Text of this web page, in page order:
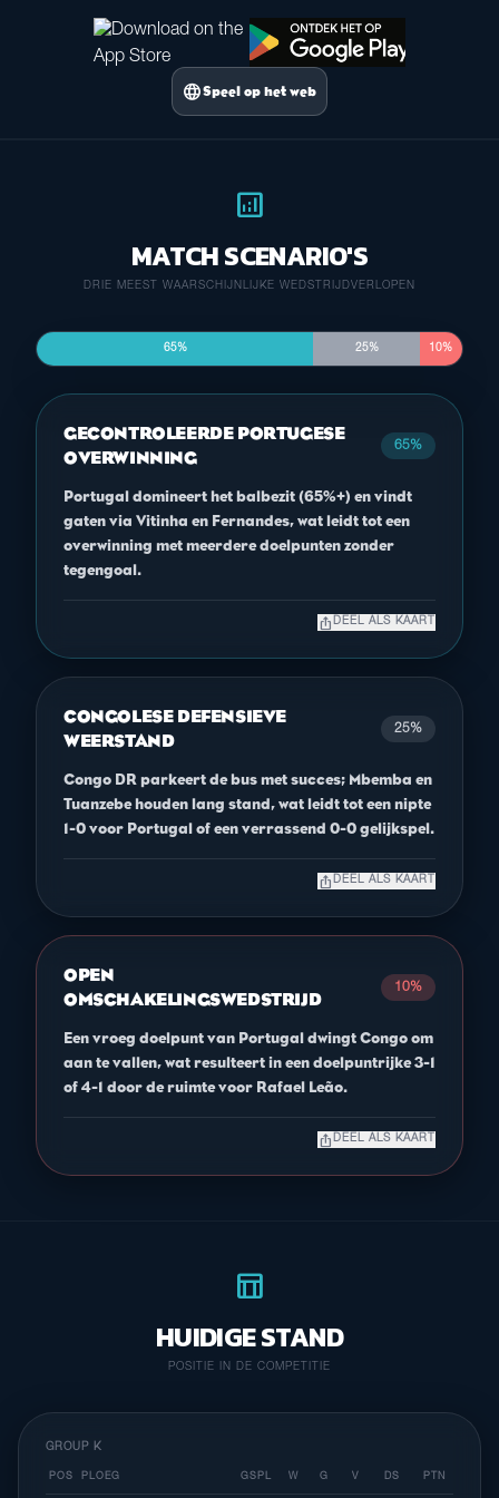
languageSpeel op het web
analytics
MATCH SCENARIO'S
DRIE MEEST WAARSCHIJNLIJKE WEDSTRIJDVERLOPEN
65% 25% 10%
GECONTROLEERDE PORTUGESE
OVERWINNING
65%
Portugal domineert het balbezit (65%+) en vindt
gaten via Vitinha en Fernandes, wat leidt tot een
overwinning met meerdere doelpunten zonder
tegengoal.
ios_share DEEL ALS KAART
CONGOLESE DEFENSIEVE
WEERSTAND
25%
Congo DR parkeert de bus met succes; Mbemba en
Tuanzebe houden lang stand, wat leidt tot een nipte
1-0 voor Portugal of een verrassend 0-0 gelijkspel.
ios_share DEEL ALS KAART
OPEN
OMSCHAKELINGSWEDSTRIJD
10%
Een vroeg doelpunt van Portugal dwingt Congo om
aan te vallen, wat resulteert in een doelpuntrijke 3-1
of 4-1 door de ruimte voor Rafael Leão.
ios_share DEEL ALS KAART
table_chart
HUIDIGE STAND
POSITIE IN DE COMPETITIE
GROUP K
POS PLOEG GSPL W G V DS PTN